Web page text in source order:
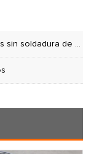
de acero inoxidable